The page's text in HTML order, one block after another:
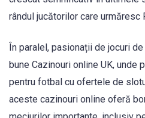
rândul jucătorilor care urmăresc
În paralel, pasionații de jocuri
bune Cazinouri online UK, unde
pentru fotbal cu ofertele de
aceste cazinouri online oferă